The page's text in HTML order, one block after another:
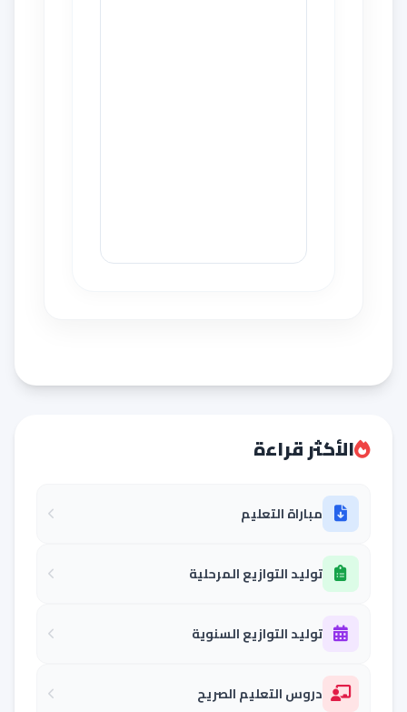
الأكثر قراءة
مباراة التعليم
توليد التوازيع المرحلية
توليد التوازيع السنوية
دروس التعليم الصريح